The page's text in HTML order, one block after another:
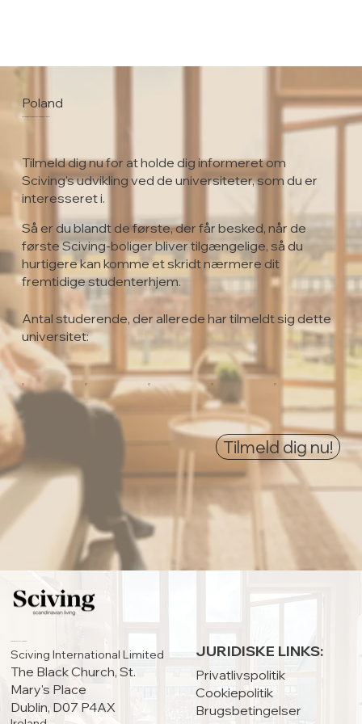
Poland
Poznan University of Technology
Tilmeld dig nu for at holde dig informeret om
Sciving's udvikling ved de universiteter, som du er
interesseret i.
Så er du blandt de første, der får besked, når de
første Sciving-boliger bliver tilgængelige, så du
hurtigere kan komme et skridt nærmere dit
fremtidige studenterhjem.
Antal studerende, der allerede har tilmeldt sig dette
universitet:
0
0
0
0
0
Tilmeld dig nu!
HOVEDKONTOR:
Sciving International Limited
The Black Church, St.
Mary's Place
Dublin, D07 P4AX
JURIDISKE LINKS:
Privatlivspolitik
Cookiepolitik
Brugsbetingelser